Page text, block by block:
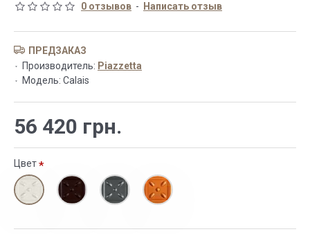
0 отзывов - Написать отзыв
56 420 грн.
ПРЕДЗАКАЗ
Производитель: Piazzetta
Модель: Calais
Цвет